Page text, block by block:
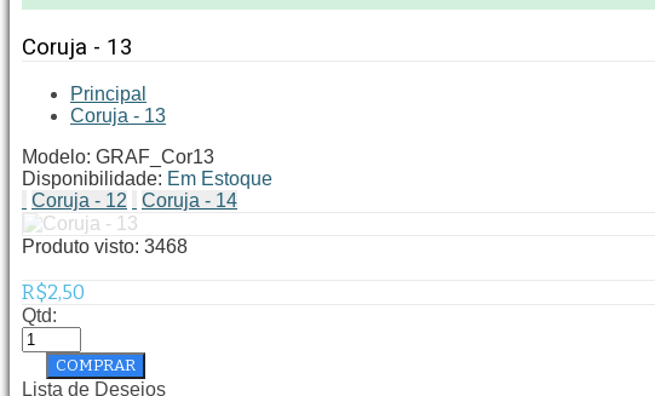
Coruja - 13
Principal
Coruja - 13
Modelo: GRAF_Cor13
Disponibilidade: Em Estoque
Coruja - 12
Coruja - 14
Produto visto: 3468
R$2,50
Qtd:
Lista de Desejos